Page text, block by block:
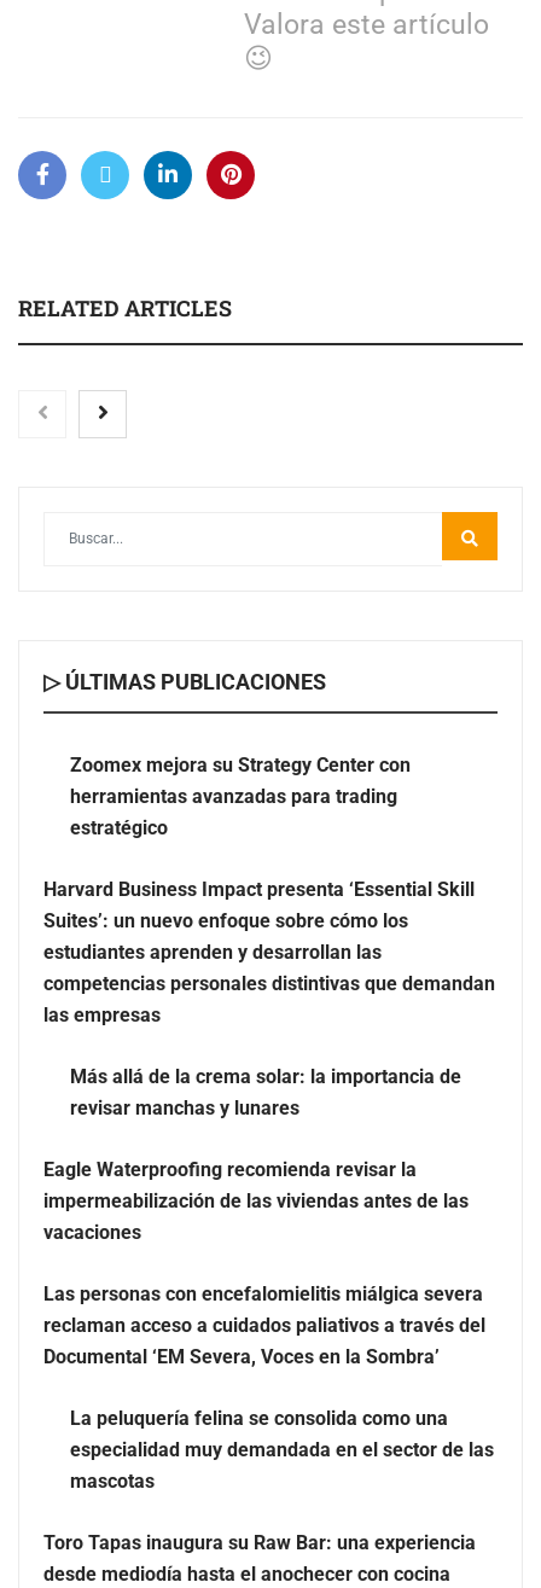
Valora este artículo
😉
RELATED ARTICLES
Zoomex mejora su Strategy Center con herramientas
Harvard Business Impact presenta ‘Essential Skill
Suites’: un nuevo enfoque sobre cómo los estudiantes
distintivas que demandan las empresas
Más allá de la crema solar: la importancia de revisar
manchas y lunares
impermeabilización de las viviendas antes de las
reclaman acceso a cuidados paliativos a través del
Documental ‘EM Severa, Voces en la Sombra’
▷ ÚLTIMAS PUBLICACIONES
Zoomex mejora su Strategy Center con
herramientas avanzadas para trading
estratégico
Harvard Business Impact presenta ‘Essential Skill
Suites’: un nuevo enfoque sobre cómo los
estudiantes aprenden y desarrollan las
competencias personales distintivas que demandan
las empresas
Más allá de la crema solar: la importancia de
revisar manchas y lunares
Eagle Waterproofing recomienda revisar la
impermeabilización de las viviendas antes de las
vacaciones
Las personas con encefalomielitis miálgica severa
reclaman acceso a cuidados paliativos a través del
Documental ‘EM Severa, Voces en la Sombra’
La peluquería felina se consolida como una
especialidad muy demandada en el sector de las
mascotas
Toro Tapas inaugura su Raw Bar: una experiencia
desde mediodía hasta el anochecer con cocina